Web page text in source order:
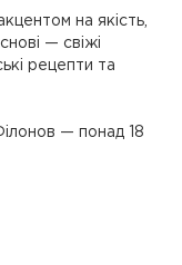
на якість,
— свіжі
рецепти та
— понад 18